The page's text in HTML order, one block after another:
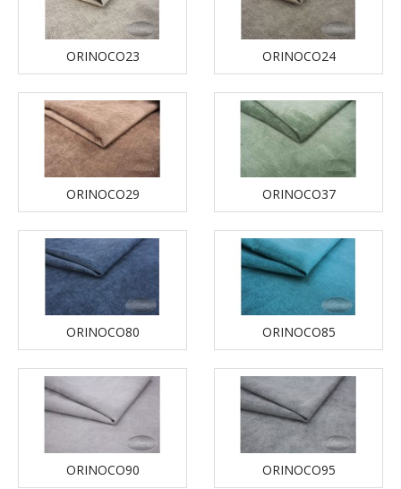
ORINOCO23 ORINOCO24
ORINOCO29 ORINOCO37
ORINOCO80 ORINOCO85
ORINOCO90 ORINOCO95